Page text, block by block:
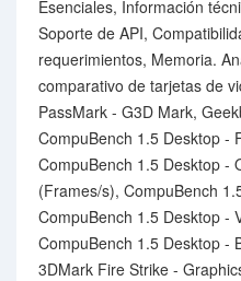
Esenciales, Información
Soporte de API,
requerimientos, Memoria.
comparativo de tarjetas de
PassMark - G3D Mark,
CompuBench 1.5 Desktop -
CompuBench 1.5 Desktop -
(Frames/s), CompuBench
CompuBench 1.5 Desktop -
CompuBench 1.5 Desktop -
3DMark Fire Strike -